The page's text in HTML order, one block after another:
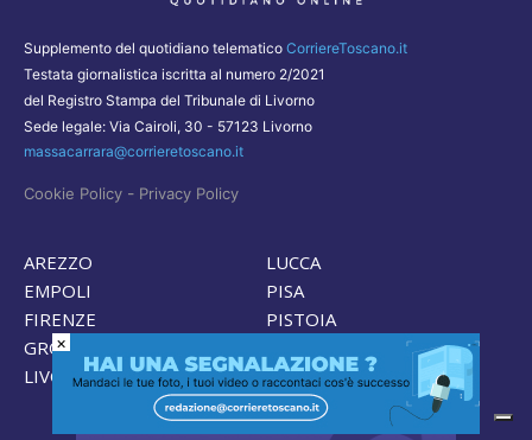
Supplemento del quotidiano telematico CorriereToscano.it
Testata giornalistica iscritta al numero 2/2021
del Registro Stampa del Tribunale di Livorno
Sede legale: Via Cairoli, 30 - 57123 Livorno
massacarrara@corrieretoscano.it
Cookie Policy - Privacy Policy
AREZZO
EMPOLI
FIRENZE
GROSSETO
LIVORNO
LUCCA
PISA
PISTOIA
SIENA
×